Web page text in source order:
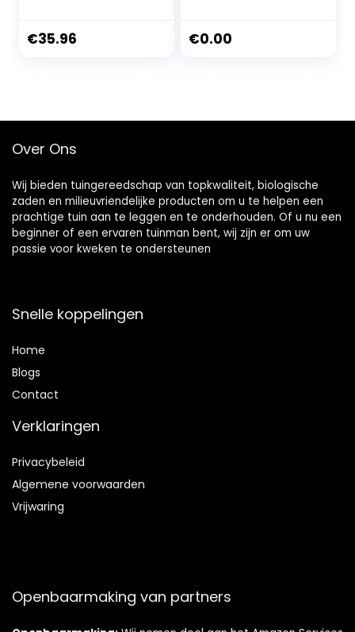
€35.96 €0.00
Over Ons
Wij bieden tuingereedschap van topkwaliteit, biologische
zaden en milieuvriendelijke producten om u te helpen een
prachtige tuin aan te leggen en te onderhouden. Of u nu een
beginner of een ervaren tuinman bent, wij zijn er om uw
passie voor kweken te ondersteunen
Snelle koppelingen
Home
Blogs
Contact
Verklaringen
Privacybeleid
Algemene voorwaarden
Vrijwaring
Openbaarmaking van partners